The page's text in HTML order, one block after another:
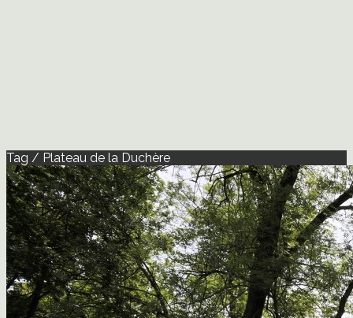
Tag / Plateau de la Duchère